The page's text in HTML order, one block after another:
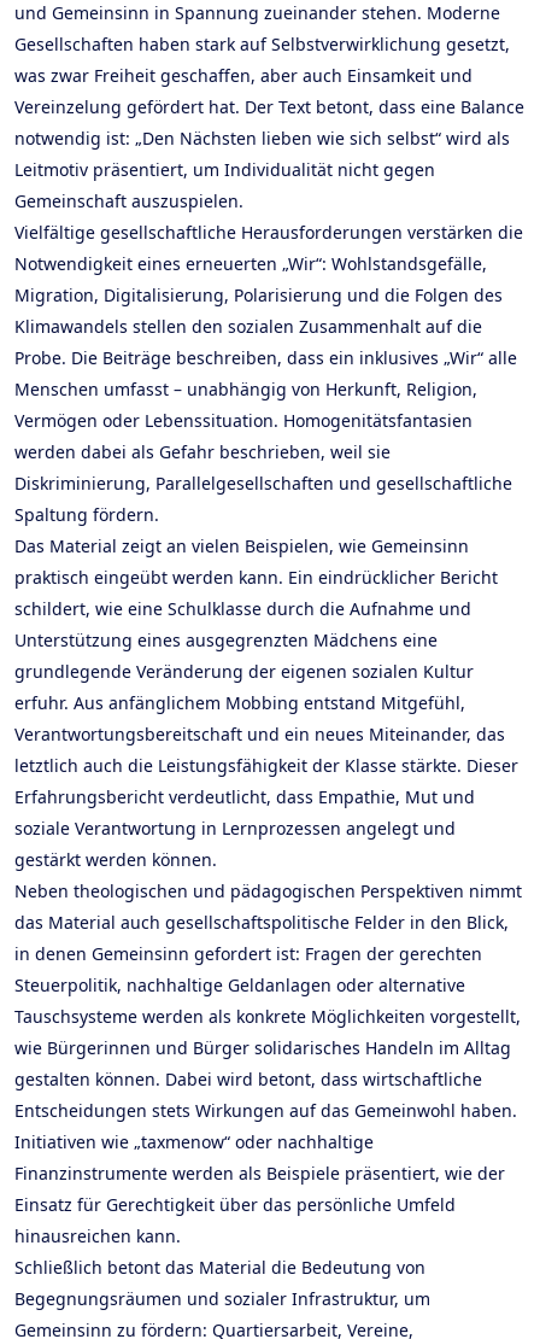
und Gemeinsinn in Spannung zueinander stehen. Moderne
Gesellschaften haben stark auf Selbstverwirklichung gesetzt,
was zwar Freiheit geschaffen, aber auch Einsamkeit und
Vereinzelung gefördert hat. Der Text betont, dass eine Balance
notwendig ist: „Den Nächsten lieben wie sich selbst“ wird als
Leitmotiv präsentiert, um Individualität nicht gegen
Gemeinschaft auszuspielen.
Vielfältige gesellschaftliche Herausforderungen verstärken die
Notwendigkeit eines erneuerten „Wir“: Wohlstandsgefälle,
Migration, Digitalisierung, Polarisierung und die Folgen des
Klimawandels stellen den sozialen Zusammenhalt auf die
Probe. Die Beiträge beschreiben, dass ein inklusives „Wir“ alle
Menschen umfasst – unabhängig von Herkunft, Religion,
Vermögen oder Lebenssituation. Homogenitätsfantasien
werden dabei als Gefahr beschrieben, weil sie
Diskriminierung, Parallelgesellschaften und gesellschaftliche
Spaltung fördern.
Das Material zeigt an vielen Beispielen, wie Gemeinsinn
praktisch eingeübt werden kann. Ein eindrücklicher Bericht
schildert, wie eine Schulklasse durch die Aufnahme und
Unterstützung eines ausgegrenzten Mädchens eine
grundlegende Veränderung der eigenen sozialen Kultur
erfuhr. Aus anfänglichem Mobbing entstand Mitgefühl,
Verantwortungsbereitschaft und ein neues Miteinander, das
letztlich auch die Leistungsfähigkeit der Klasse stärkte. Dieser
Erfahrungsbericht verdeutlicht, dass Empathie, Mut und
soziale Verantwortung in Lernprozessen angelegt und
gestärkt werden können.
Neben theologischen und pädagogischen Perspektiven nimmt
das Material auch gesellschaftspolitische Felder in den Blick,
in denen Gemeinsinn gefordert ist: Fragen der gerechten
Steuerpolitik, nachhaltige Geldanlagen oder alternative
Tauschsysteme werden als konkrete Möglichkeiten vorgestellt,
wie Bürgerinnen und Bürger solidarisches Handeln im Alltag
gestalten können. Dabei wird betont, dass wirtschaftliche
Entscheidungen stets Wirkungen auf das Gemeinwohl haben.
Initiativen wie „taxmenow“ oder nachhaltige
Finanzinstrumente werden als Beispiele präsentiert, wie der
Einsatz für Gerechtigkeit über das persönliche Umfeld
hinausreichen kann.
Schließlich betont das Material die Bedeutung von
Begegnungsräumen und sozialer Infrastruktur, um
Gemeinsinn zu fördern: Quartiersarbeit, Vereine,